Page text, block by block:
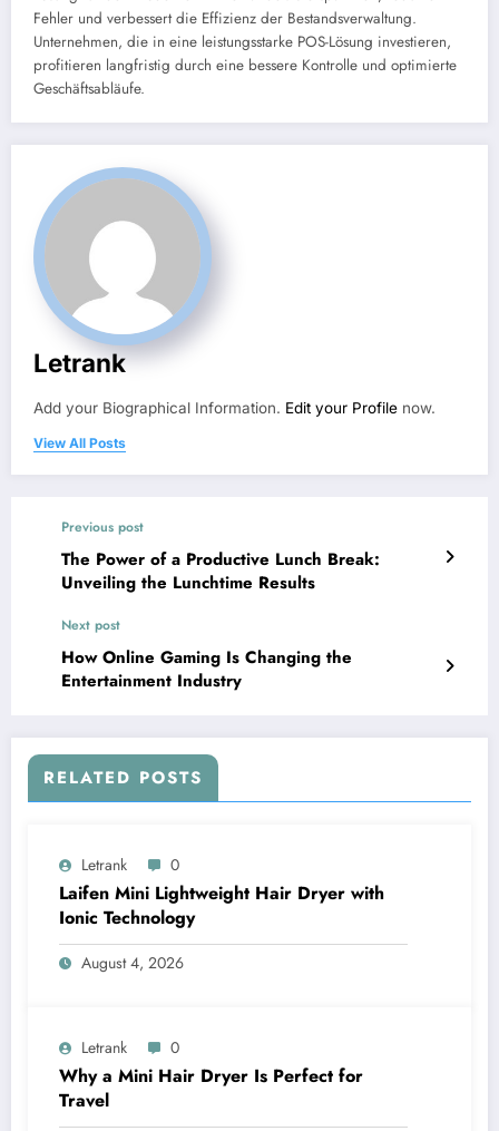
Fehler und verbessert die Effizienz der Bestandsverwaltung.
Unternehmen, die in eine leistungsstarke POS-Lösung investieren,
profitieren langfristig durch eine bessere Kontrolle und optimierte
Geschäftsabläufe.
Letrank
Add your Biographical Information. Edit your Profile now.
View All Posts
Previous post
The Power of a Productive Lunch Break:
Unveiling the Lunchtime Results
Next post
How Online Gaming Is Changing the
Entertainment Industry
RELATED POSTS
Letrank 0
Laifen Mini Lightweight Hair Dryer with
Ionic Technology
August 4, 2026
Letrank 0
Why a Mini Hair Dryer Is Perfect for
Travel